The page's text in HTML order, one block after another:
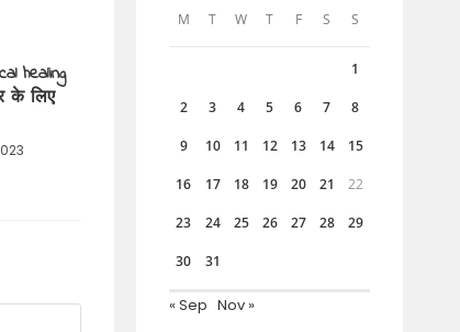
healing
के लिए
M T W T F S S
1
2 3 4 5 6 7 8
9 10 11 12 13 14 15
16 17 18 19 20 21 22
23 24 25 26 27 28 29
30 31
« Sep Nov »